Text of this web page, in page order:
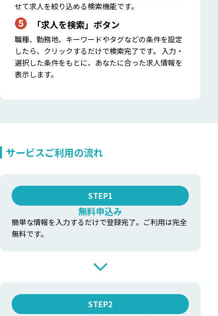
せて求人を絞り込める検索機能です。
❺ 「求人を検索」ボタン
職種、勤務地、キーワードやタグなどの条件を設定
したら、クリックするだけで検索完了です。 入力・
選択した条件をもとに、あなたに合った求人情報を
表示します。
サービスご利用の流れ
STEP1
無料申込み
簡単な情報を入力するだけで登録完了。ご利用は完全
無料です。
STEP2